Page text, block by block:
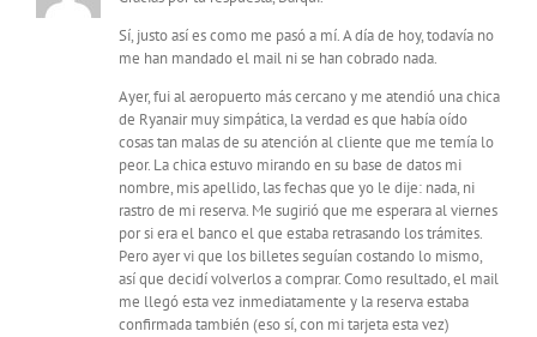
Sí, justo así es como me pasó a mí. A día de hoy, todavía no
me han mandado el mail ni se han cobrado nada.
Ayer, fui al aeropuerto más cercano y me atendió una chica
de Ryanair muy simpática, la verdad es que había oído
cosas tan malas de su atención al cliente que me temía lo
peor. La chica estuvo mirando en su base de datos mi
nombre, mis apellido, las fechas que yo le dije: nada, ni
rastro de mi reserva. Me sugirió que me esperara al viernes
por si era el banco el que estaba retrasando los trámites.
Pero ayer vi que los billetes seguían costando lo mismo,
así que decidí volverlos a comprar. Como resultado, el mail
me llegó esta vez inmediatamente y la reserva estaba
confirmada también (eso sí, con mi tarjeta esta vez)